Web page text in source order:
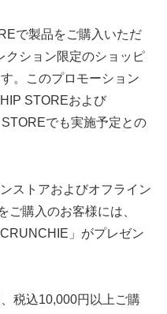
で製品をご購入いただ
クション限定のショッピ
。このプロモーション
STOREおよび
でも実施予定との
ストアおよびオフライン
ご購入のお客様には、
」がプレゼン
税込10,000円以上ご購